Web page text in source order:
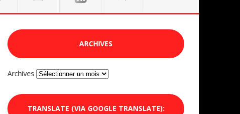
ARCHIVES
Archives
TRANSLATE (VIA GOOGLE TRANSLATE):